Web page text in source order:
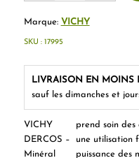
VICHY
DERCOS –
Minéral
prend soin des
une utilisation
puissance des
Marque: VICHY
LIVRAISON EN MOINS
sauf les dimanches et
SKU : 17995